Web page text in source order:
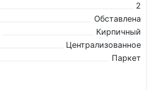
2
Обставлена
Кирпичный
Централизованное
Паркет